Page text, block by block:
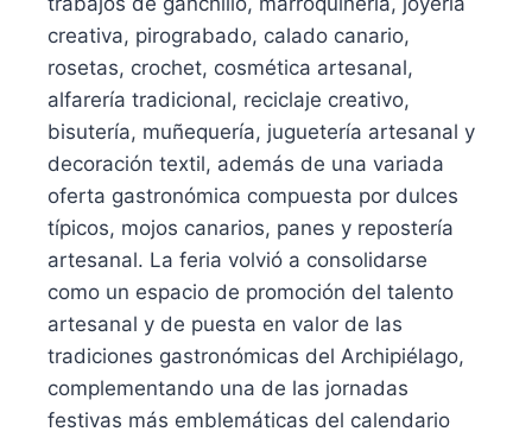
creativa, pirograbado, calado canario,
rosetas, crochet, cosmética artesanal,
alfarería tradicional, reciclaje creativo,
bisutería, muñequería, juguetería artesanal y
decoración textil, además de una variada
oferta gastronómica compuesta por dulces
típicos, mojos canarios, panes y repostería
artesanal. La feria volvió a consolidarse
como un espacio de promoción del talento
artesanal y de puesta en valor de las
tradiciones gastronómicas del Archipiélago,
complementando una de las jornadas
festivas más emblemáticas del calendario